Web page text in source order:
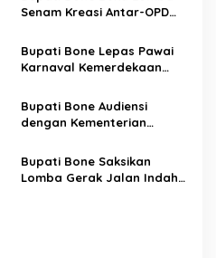
Senam Kreasi Antar-OPD
Bupati Bone Lepas Pawai
Karnaval Kemerdekaan
Sambut HUT ke-81 RI
Bupati Bone Audiensi
dengan Kementerian
Penataan Kawasan Hutan
untuk Kepastian Hak Tanah
Bupati Bone Saksikan
Lomba Gerak Jalan Indah